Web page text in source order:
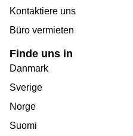
Kontaktiere uns
Büro vermieten
Finde uns in
Danmark
Sverige
Norge
Suomi